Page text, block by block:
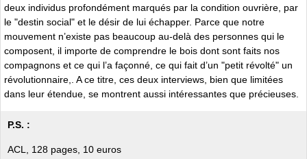
deux individus profondément marqués par la condition ouvrière, par
le "destin social" et le désir de lui échapper. Parce que notre
mouvement n’existe pas beaucoup au-delà des personnes qui le
composent, il importe de comprendre le bois dont sont faits nos
compagnons et ce qui l’a façonné, ce qui fait d’un "petit révolté" un
révolutionnaire,. A ce titre, ces deux interviews, bien que limitées
dans leur étendue, se montrent aussi intéressantes que précieuses.
P.S. :
ACL, 128 pages, 10 euros